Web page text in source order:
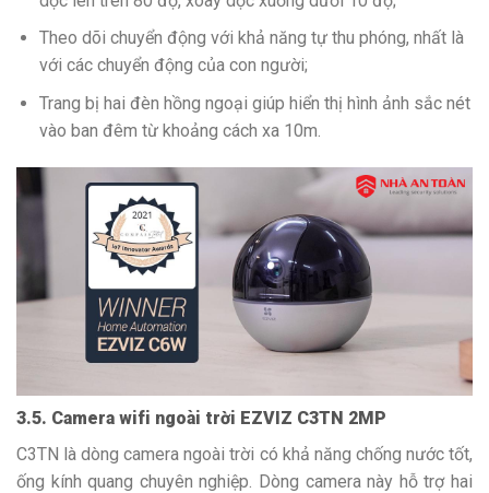
Theo dõi chuyển động với khả năng tự thu phóng, nhất là
với các chuyển động của con người;
Trang bị hai đèn hồng ngoại giúp hiển thị hình ảnh sắc nét
vào ban đêm từ khoảng cách xa 10m.
3.5. Camera wifi ngoài trời EZVIZ C3TN 2MP
C3TN là dòng camera ngoài trời có khả năng chống nước tốt,
ống kính quang chuyên nghiệp. Dòng camera này hỗ trợ hai